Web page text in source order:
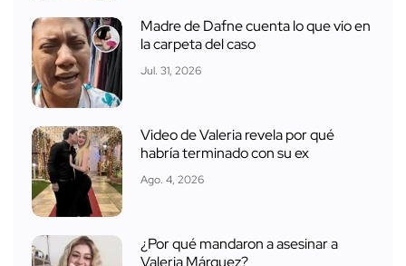
Madre de Dafne cuenta lo que vio en
la carpeta del caso
Jul. 31, 2026
Video de Valeria revela por qué
habría terminado con su ex
Ago. 4, 2026
¿Por qué mandaron a asesinar a
Valeria Márquez?